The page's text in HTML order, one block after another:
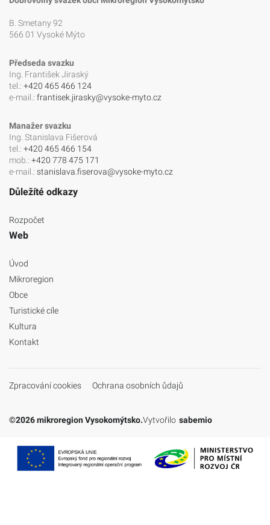
B. Smetany 92
566 01 Vysoké Mýto
Předseda svazku
Ing. František Jiraský
tel.: +420 465 466 124
e-mail.: frantisek.jirasky@vysoke-myto.cz
Manažer svazku
Ing. Stanislava Fišerová
tel.: +420 465 466 154
mob.: +420 778 475 171
e-mail.: stanislava.fiserova@vysoke-myto.cz
Důležíté odkazy
Rozpočet
Web
Úvod
Mikroregion
Obce
Turistické cíle
Kultura
Kontakt
Zpracování cookies Ochrana osobních ůdajů
©2026 mikroregion Vysokomýtsko.Vytvořilo sabemio